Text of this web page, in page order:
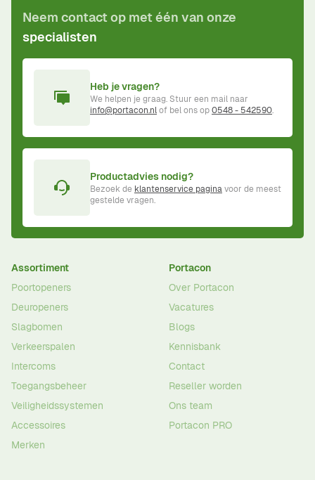
Neem contact op met één van onze
specialisten
Heb je vragen?
We helpen je graag. Stuur een mail naar
info@portacon.nlof bel ons op0548 - 542590.
Productadvies nodig?
Bezoek de klantenservice paginavoor de meest
gestelde vragen.
Assortiment
Poortopeners
Deuropeners
Slagbomen
Verkeerspalen
Intercoms
Toegangsbeheer
Veiligheidssystemen
Accessoires
Merken
Portacon
Over Portacon
Vacatures
Blogs
Kennisbank
Contact
Reseller worden
Ons team
Portacon PRO